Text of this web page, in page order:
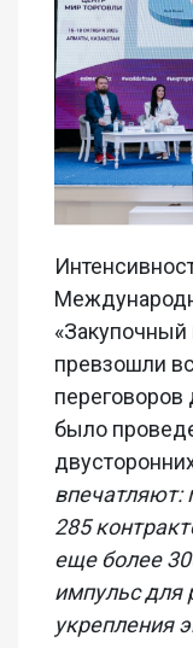
«Закупочный
превзошли
переговоров
было
285
еще более
импульс для
укрепления